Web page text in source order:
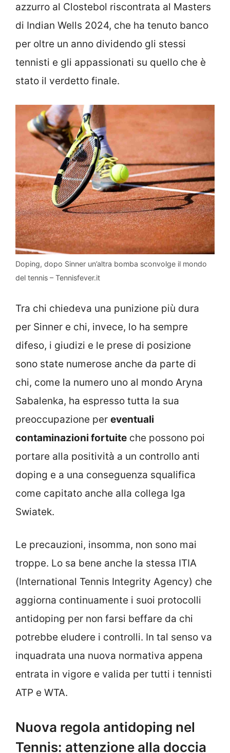
azzurro al Clostebol riscontrata al Masters
di Indian Wells 2024, che ha tenuto banco
per oltre un anno dividendo gli stessi
tennisti e gli appassionati su quello che è
stato il verdetto finale.
Doping, dopo Sinner un’altra bomba sconvolge il mondo
del tennis – Tennisfever.it
Tra chi chiedeva una punizione più dura
per Sinner e chi, invece, lo ha sempre
difeso, i giudizi e le prese di posizione
sono state numerose anche da parte di
chi, come la numero uno al mondo Aryna
Sabalenka, ha espresso tutta la sua
preoccupazione per eventuali
contaminazioni fortuite che possono poi
portare alla positività a un controllo anti
doping e a una conseguenza squalifica
come capitato anche alla collega Iga
Swiatek.
Le precauzioni, insomma, non sono mai
troppe. Lo sa bene anche la stessa ITIA
(International Tennis Integrity Agency) che
aggiorna continuamente i suoi protocolli
antidoping per non farsi beffare da chi
potrebbe eludere i controlli. In tal senso va
inquadrata una nuova normativa appena
entrata in vigore e valida per tutti i tennisti
ATP e WTA.
Nuova regola antidoping nel
Tennis: attenzione alla doccia